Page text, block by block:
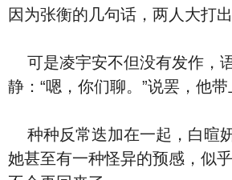
因为张衡的几句话，两人大打出
可是凌宇安不但没有发作，
静：“嗯，你们聊。”说罢，他带
种种反常迭加在一起，白暄
她甚至有一种怪异的预感，似